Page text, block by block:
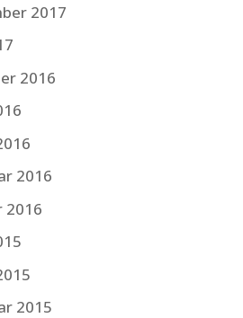
2017
2016
2016
2016
2015